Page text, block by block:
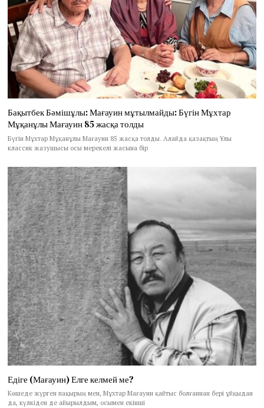
Бақытбек Бәмішұлы: Мағауин мұтылмайды: Бүгін Мұхтар
Мұқанұлы Мағауин 85 жасқа толды
Бүгін Мұхтар Мұқанұлы Мағауин 85 жасқа толды. Алайда қазақтың Ұлы
классик жазушысы осы мерекелі жасына бір
Едіге (Мағауин) Елге келмей ме?
Көшеде жүрген пақырың мен, Мұхтар Мағауин қайтыс болғаннан бері ұйқыдан
да, күлкіден де айырылдым, осымен екінші